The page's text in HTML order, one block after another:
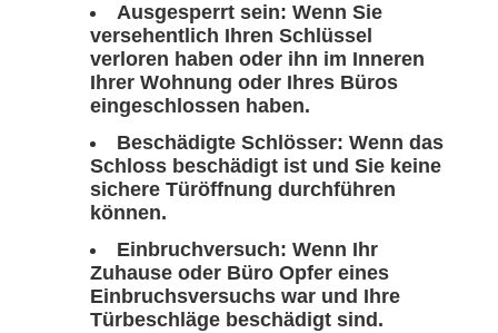
Ausgesperrt sein: Wenn Sie
versehentlich Ihren Schlüssel
verloren haben oder ihn im Inneren
Ihrer Wohnung oder Ihres Büros
eingeschlossen haben.
Beschädigte Schlösser: Wenn das
Schloss beschädigt ist und Sie keine
sichere Türöffnung durchführen
können.
Einbruchversuch: Wenn Ihr
Zuhause oder Büro Opfer eines
Einbruchsversuchs war und Ihre
Türbeschläge beschädigt sind.